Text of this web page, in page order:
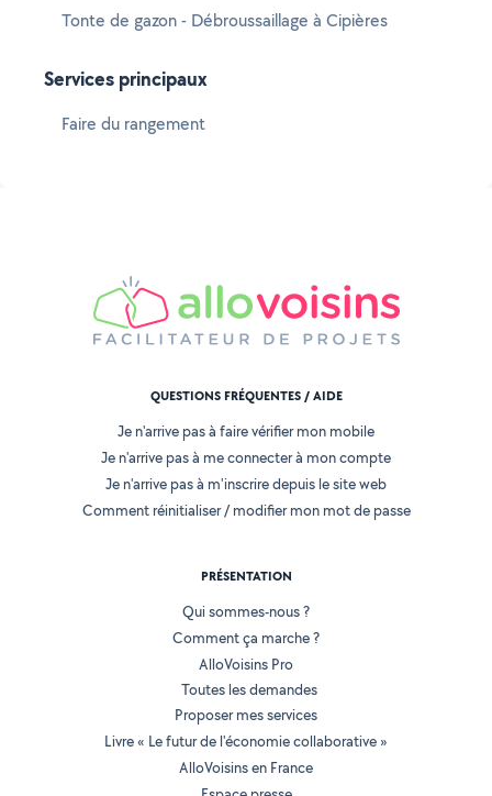
Tonte de gazon - Débroussaillage à Cipières
Services principaux
Faire du rangement
QUESTIONS FRÉQUENTES / AIDE
Je n'arrive pas à faire vérifier mon mobile
Je n'arrive pas à me connecter à mon compte
Je n'arrive pas à m'inscrire depuis le site web
Comment réinitialiser / modifier mon mot de passe
PRÉSENTATION
Qui sommes-nous ?
Comment ça marche ?
AlloVoisins Pro
Toutes les demandes
Proposer mes services
Livre « Le futur de l'économie collaborative »
AlloVoisins en France